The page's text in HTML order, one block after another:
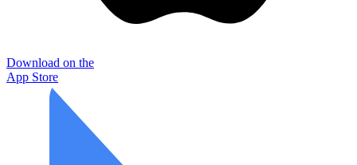
Download on the
App Store